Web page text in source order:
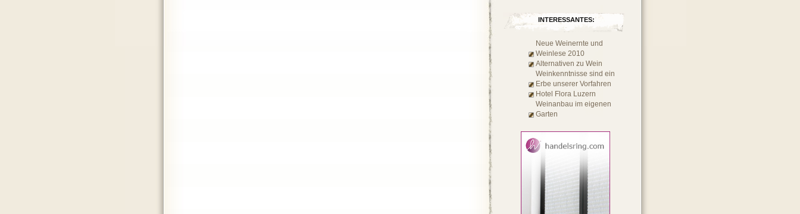
INTERESSANTES:
Neue Weinernte und
Weinlese 2010
Alternativen zu Wein
Weinkenntnisse sind ein
Erbe unserer Vorfahren
Hotel Flora Luzern
Weinanbau im eigenen
Garten